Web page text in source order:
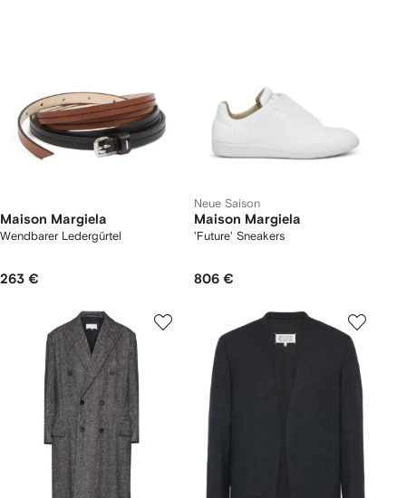
Maison Margiela
Wendbarer Ledergürtel
263 €
Neue Saison
Maison Margiela
'Future' Sneakers
806 €